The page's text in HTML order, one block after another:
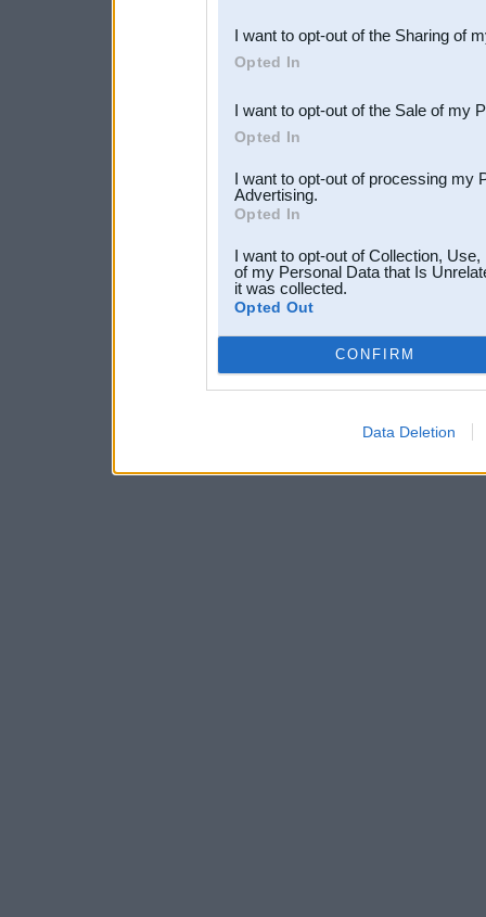
Downstream Participants
third parties.
I want to opt-out of the Sharing of
Opted In
I want to opt-out of the Sale of my
Opted In
I want to opt-out of processing my
Advertising.
Opted In
I want to opt-out of Collection,
of my Personal Data that Is
it was collected.
Opted Out
CONFIRM
Data Deletion